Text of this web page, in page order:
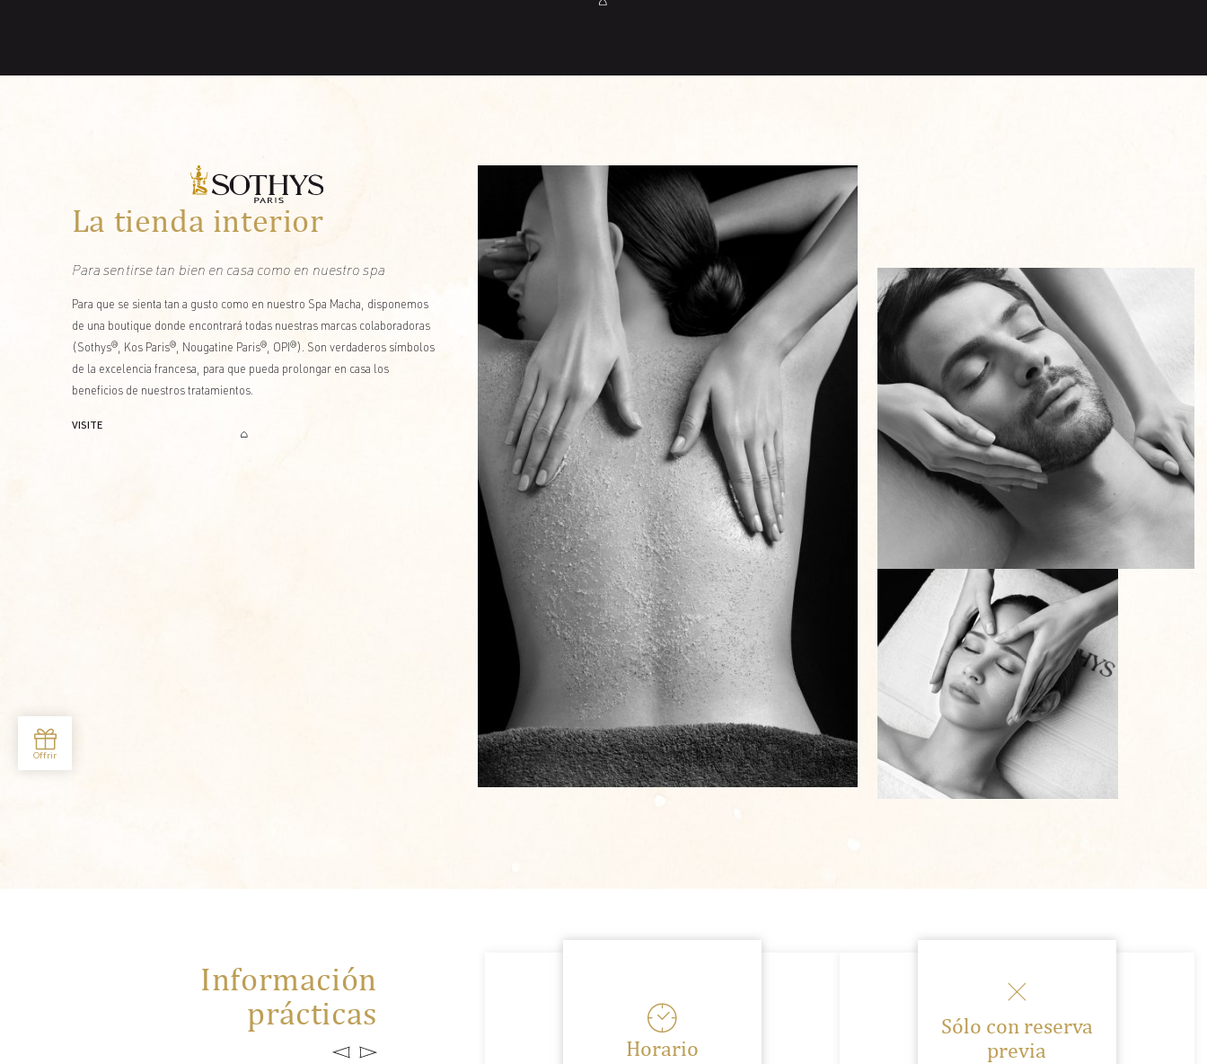
La tienda interior
Para sentirse tan bien en casa como en nuestro spa
Para que se sienta tan a gusto como en nuestro Spa Macha, disponemos
de una boutique donde encontrará todas nuestras marcas colaboradoras
(Sothys®, Kos Paris®, Nougatine Paris®, OPI®). Son verdaderos símbolos
de la excelencia francesa, para que pueda prolongar en casa los
beneficios de nuestros tratamientos.
VISITE
Información
prácticas
Horario
Sólo con reserva
previa